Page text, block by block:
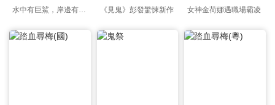
水中有巨鯊，岸邊有黑幫 《見鬼》彭發驚悚新作 女神金荷娜遇職場霸凌